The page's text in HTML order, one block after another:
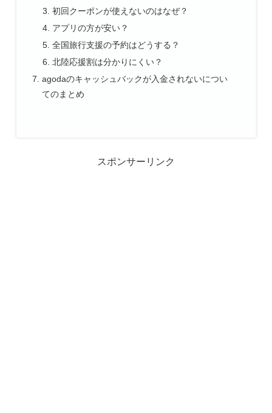
初回クーポンが使えないのはなぜ？
アプリの方が安い？
全国旅行支援の予約はどうする？
北陸応援割は分かりにくい？
agodaのキャッシュバックが入金されないについ
てのまとめ
スポンサーリンク